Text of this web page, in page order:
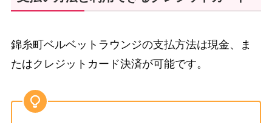
錦糸町ベルベットラウンジの支払方法は現金、ま
たはクレジットカード決済が可能です。